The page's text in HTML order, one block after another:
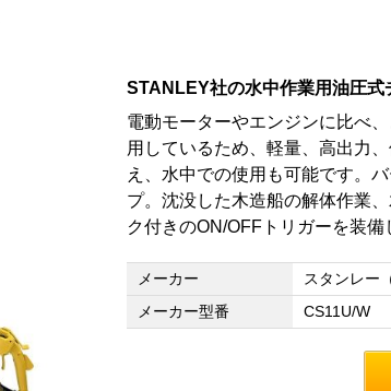
STANLEY社の水中作業用油圧式
電動モーターやエンジンに比べ
用しているため、軽量、高出力
え、水中での使用も可能です。
プ。沈没した木造船の解体作業
ク付きのON/OFFトリガーを装備
メーカー
スタンレー
メーカー型番
CS11U/W